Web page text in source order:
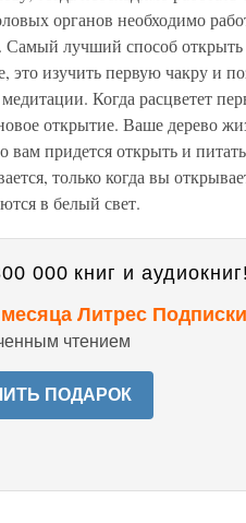
органов необходимо
Самый лучший способ
это изучить первую чакру и
Когда расцветет
открытие. Ваше дерево
вам придется открыть и
только когда вы
в белый свет.
000 книг и
Литрес
чтением
ПОДАРОК